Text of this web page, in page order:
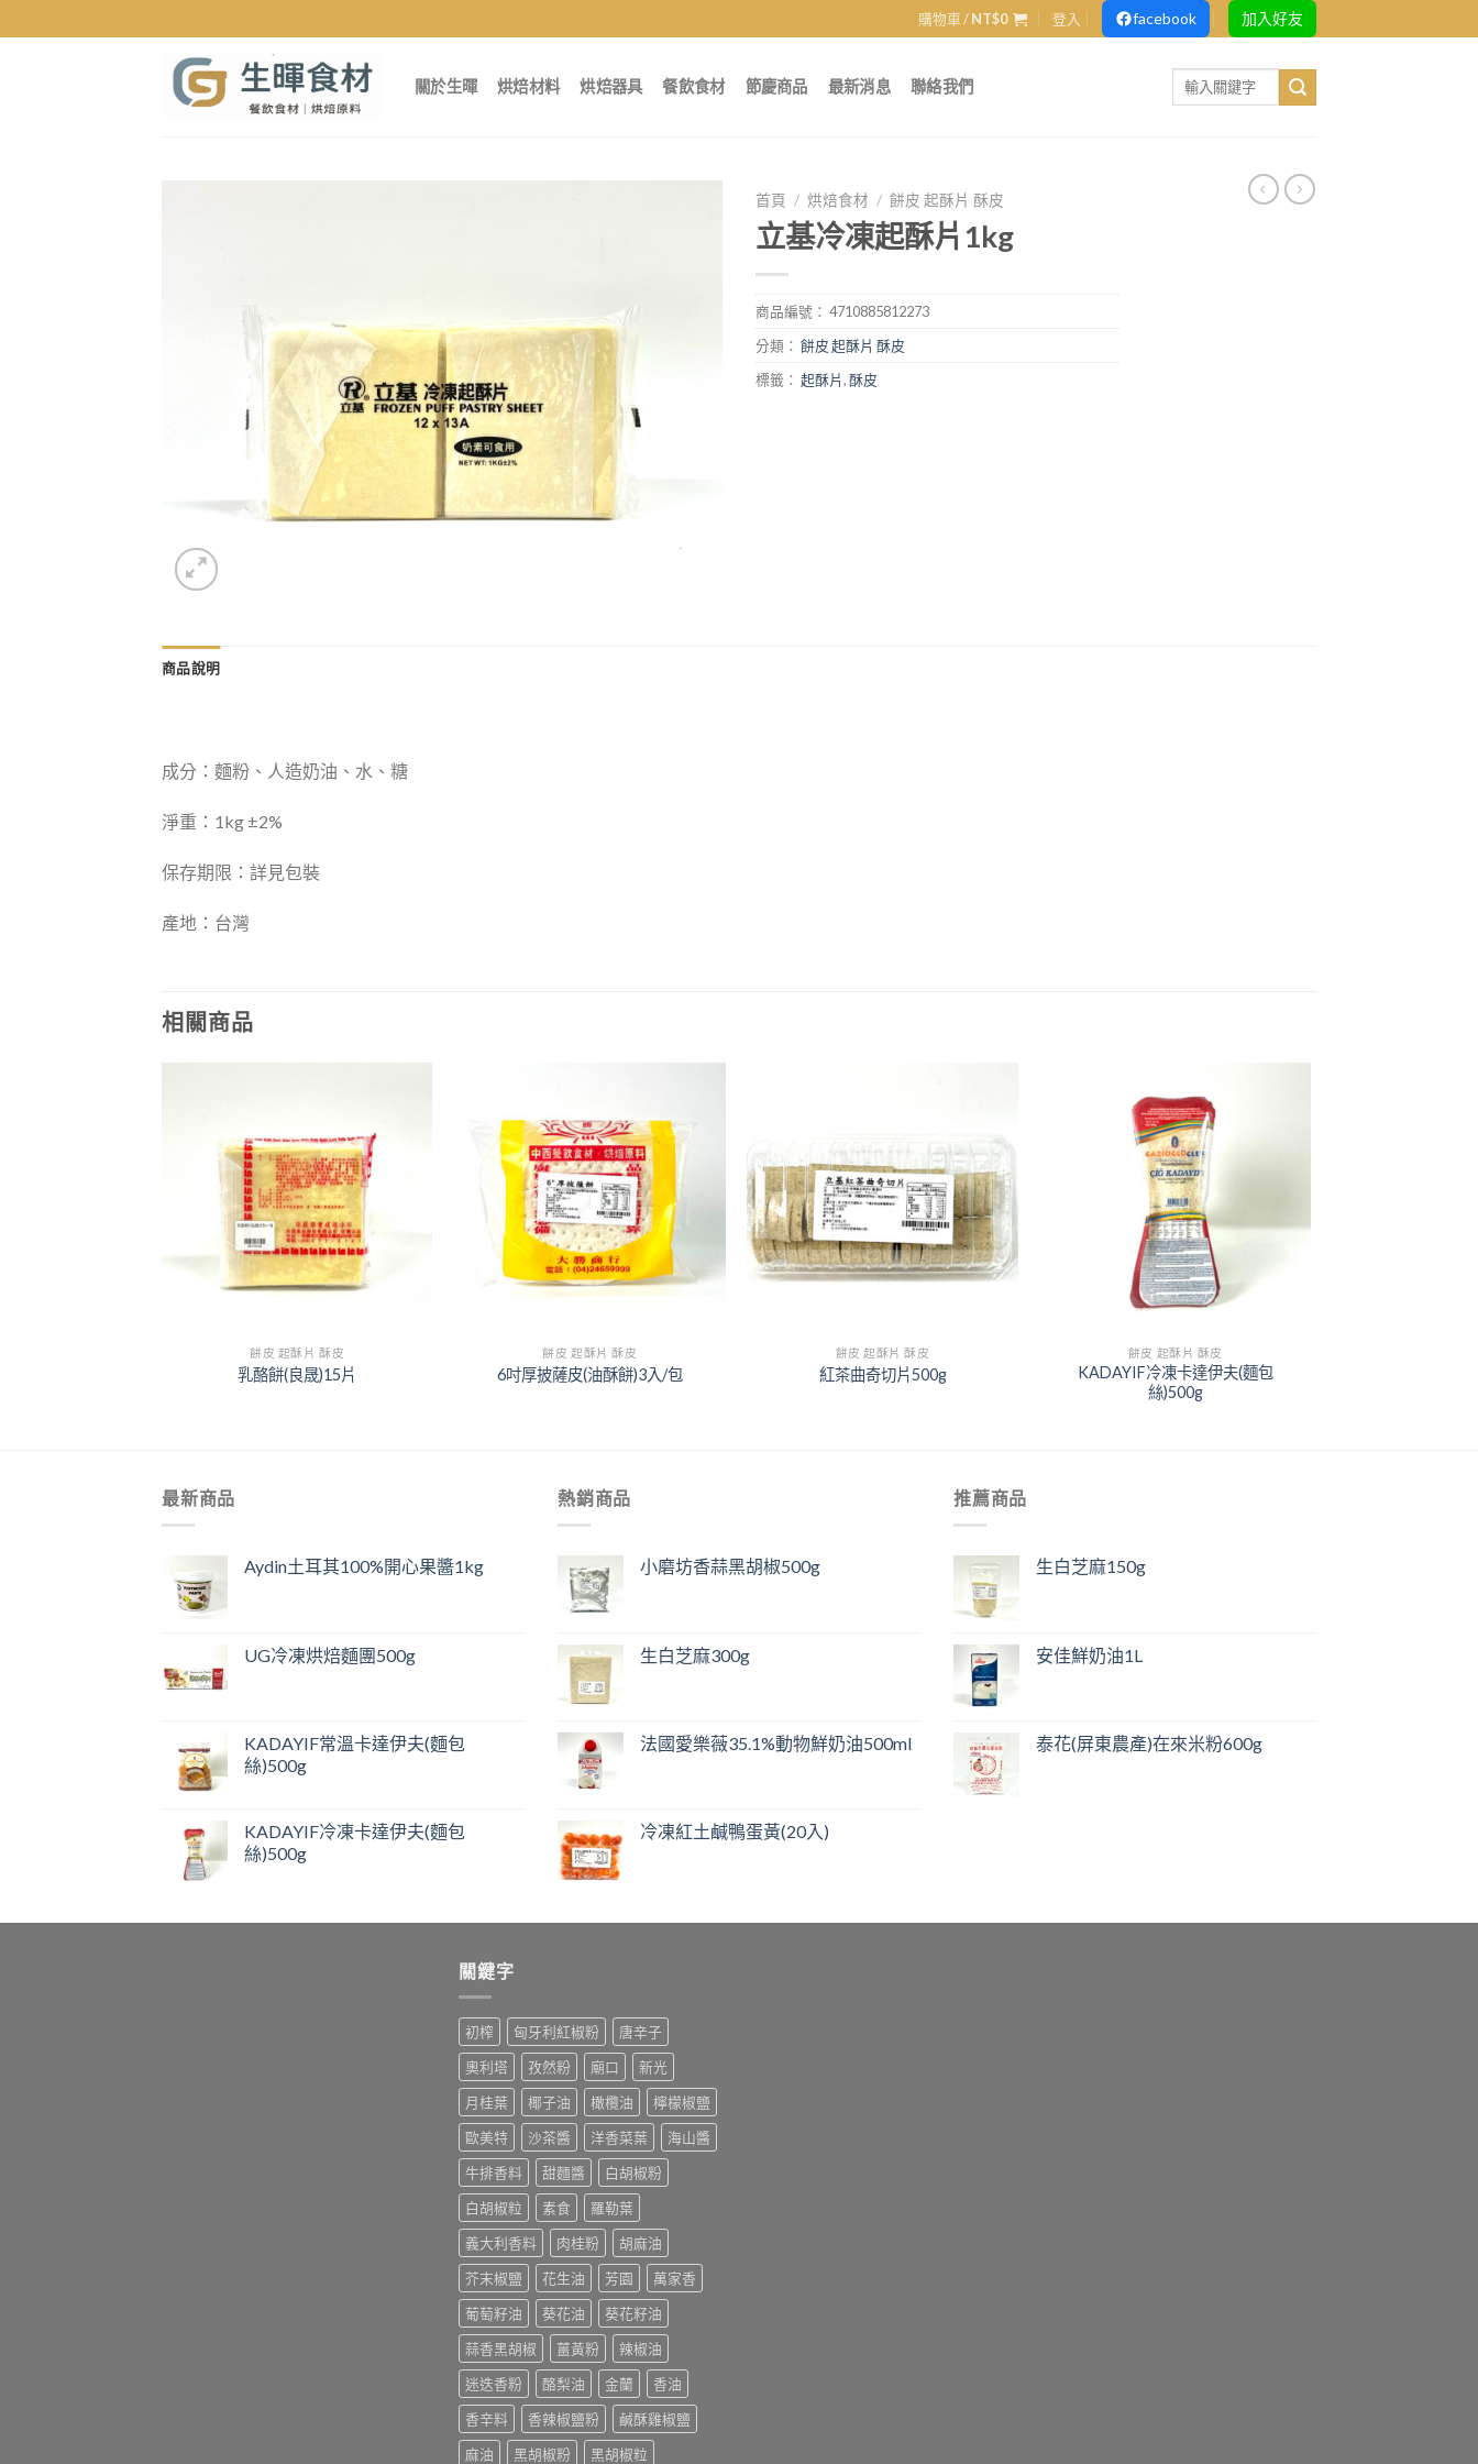
to
購物車 /NT$0 登入 facebook 加入好友
關於生暉 烘焙材料 烘焙器具 餐飲食材 節慶商品 最新消息 聯絡我們
Search
for:
首頁 / 烘焙食材 / 餅皮 起酥片 酥皮
立基冷凍起酥片1kg
商品編號： 4710885812273
分類： 餅皮 起酥片 酥皮
標籤： 起酥片,酥皮
商品說明
成分：麵粉、人造奶油、水、糖
淨重：1kg ±2%
保存期限：詳見包裝
產地：台灣
相關商品
餅皮 起酥片 酥皮
乳酪餅(良晟)15片
餅皮 起酥片 酥皮
6吋厚披薩皮(油酥餅)3入/包
餅皮 起酥片 酥皮
紅茶曲奇切片500g
餅皮 起酥片 酥皮
KADAYIF冷凍卡達伊夫(麵包
絲)500g
最新商品
Aydin土耳其100%開心果醬1kg
UG冷凍烘焙麵團500g
KADAYIF常溫卡達伊夫(麵包
絲)500g
KADAYIF冷凍卡達伊夫(麵包
絲)500g
熱銷商品
小磨坊香蒜黑胡椒500g
生白芝麻300g
法國愛樂薇35.1%動物鮮奶油500ml
冷凍紅土鹹鴨蛋黃(20入)
推薦商品
生白芝麻150g
安佳鮮奶油1L
泰花(屏東農產)在來米粉600g
關鍵字
初榨 匈牙利紅椒粉
唐辛子
奧利塔
孜然粉 廟口
新光
月桂葉
椰子油 橄欖油
檸檬椒鹽
歐美特
沙茶醬 洋香菜葉
海山醬
牛排香料
甜麵醬
白胡椒粉
白胡椒粒
素食
羅勒葉
義大利香料
肉桂粉
胡麻油
芥末椒鹽
花生油 芳園
萬家香
葡萄籽油
葵花油
葵花籽油
蒜香黑胡椒
薑黃粉
辣椒油
迷迭香粉
酪梨油 金蘭
香油
香辛料
香辣椒鹽粉
鹹酥雞椒鹽
麻油
黑胡椒粉 黑胡椒粒